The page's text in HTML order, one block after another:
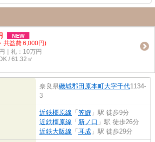
NEW
共益費 6,000円)
｜礼：10万円
/ 61.32㎡
奈良県磯城郡田原本町大字千代1134-
3
近鉄橿原線 「 笠縫 」駅 徒歩9分
近鉄橿原線 「 新ノ口 」駅 徒歩26分
近鉄大阪線 「 耳成 」駅 徒歩29分